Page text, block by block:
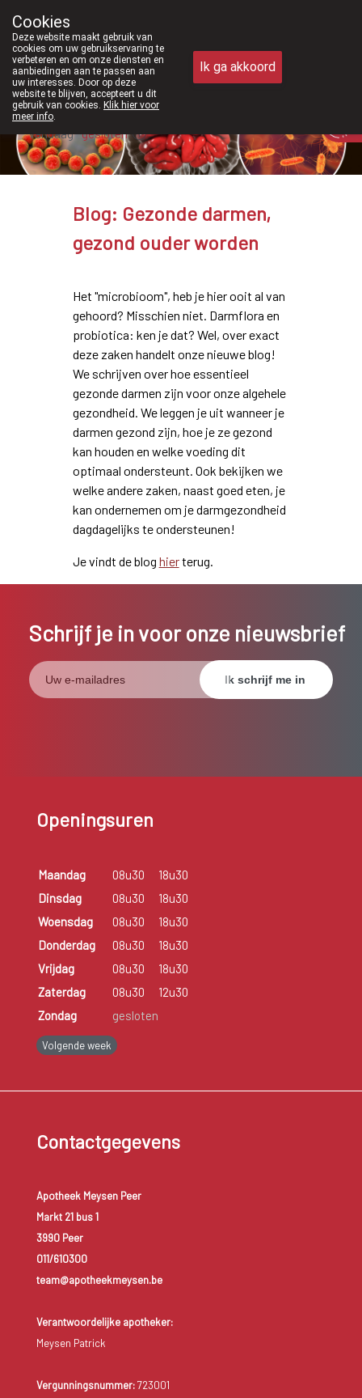
011/610300
Vandaag gesloten
Blog: Gezonde darmen,
gezond ouder worden
Het "microbioom", heb je hier ooit al van
gehoord? Misschien niet. Darmflora en
probiotica: ken je dat? Wel, over exact
deze zaken handelt onze nieuwe blog!
We schrijven over hoe essentieel
gezonde darmen zijn voor onze algehele
gezondheid. We leggen je uit wanneer je
darmen gezond zijn, hoe je ze gezond
kan houden en welke voeding dit
optimaal ondersteunt. Ook bekijken we
welke andere zaken, naast goed eten, je
kan ondernemen om je darmgezondheid
dagdagelijks te ondersteunen!
Je vindt de blog hierterug.
Schrijf je in voor onze nieuwsbrief
Openingsuren
Maandag 08u30
18u30
Dinsdag
08u30
18u30
Woensdag
08u30
18u30
Donderdag
08u30
18u30
Vrijdag
08u30
18u30
Zaterdag
08u30
12u30
Zondag
gesloten
Volgende week
Contactgegevens
Apotheek Meysen Peer
Markt 21 bus 1
3990 Peer
011/610300
team@apotheekmeysen.be
Verantwoordelijke apotheker:
Meysen Patrick
Vergunningsnummer:723001
Cookies
Deze website maakt gebruik van
cookies om uw gebruikservaring te
verbeteren en om onze diensten en
aanbiedingen aan te passen aan
uw interesses. Door op deze
website te blijven, accepteert u dit
gebruik van cookies. Klik hier voor
meer info.
Ik ga akkoord